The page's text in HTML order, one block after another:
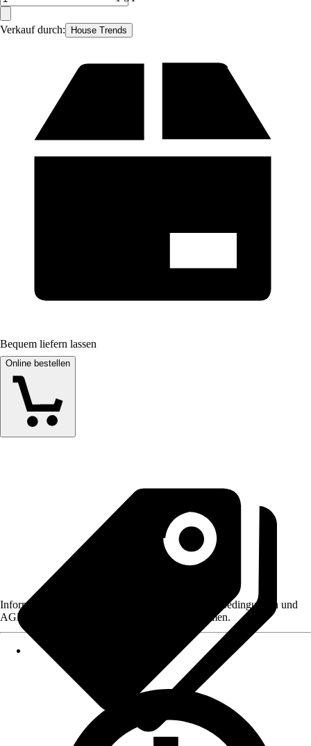
Verkauf durch: House Trends
Bequem liefern lassen
Online bestellen
Informationen des Verkäufers, wie z. B. Rückgabebedingungen und
AGB, finden Sie bei Klick auf den Verkäufernamen.